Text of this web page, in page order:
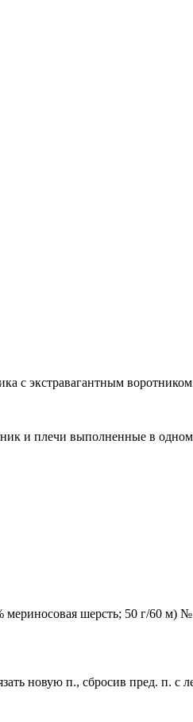
с экстравагантным
и плечи выполненные в
шерсть; 50 г/60 м) №
новую п., сбросив пред. п. с